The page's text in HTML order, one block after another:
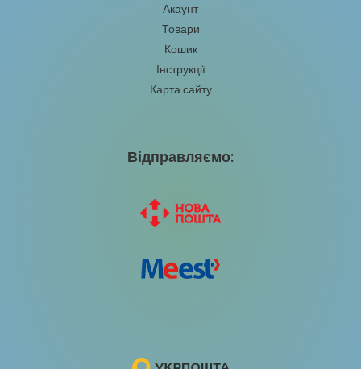
Акаунт
Товари
Кошик
Інструкції
Карта сайту
Відправляємо: